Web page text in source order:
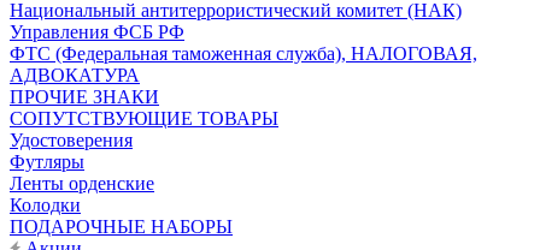
Национальный антитеррористический комитет (НАК)
Управления ФСБ РФ
ФТС (Федеральная таможенная служба), НАЛОГОВАЯ,
АДВОКАТУРА
ПРОЧИЕ ЗНАКИ
СОПУТСТВУЮЩИЕ ТОВАРЫ
Удостоверения
Футляры
Ленты орденские
Колодки
ПОДАРОЧНЫЕ НАБОРЫ